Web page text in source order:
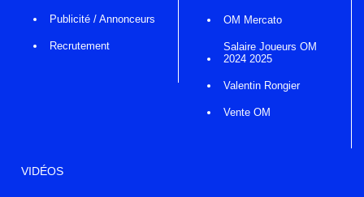
Publicité / Annonceurs
Recrutement
OM Mercato
Salaire Joueurs OM
2024 2025
Valentin Rongier
Vente OM
VIDÉOS